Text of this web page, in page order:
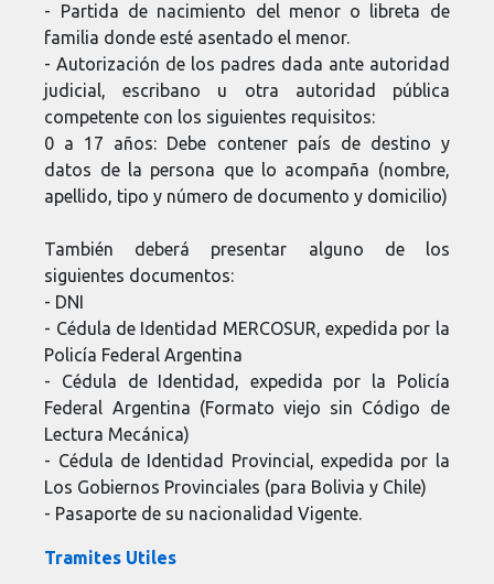
- Partida de nacimiento del menor o libreta de
familia donde esté asentado el menor.
- Autorización de los padres dada ante autoridad
judicial, escribano u otra autoridad pública
competente con los siguientes requisitos:
0 a 17 años: Debe contener país de destino y
datos de la persona que lo acompaña (nombre,
apellido, tipo y número de documento y domicilio)
También deberá presentar alguno de los
siguientes documentos:
- DNI
- Cédula de Identidad MERCOSUR, expedida por la
Policía Federal Argentina
- Cédula de Identidad, expedida por la Policía
Federal Argentina (Formato viejo sin Código de
Lectura Mecánica)
- Cédula de Identidad Provincial, expedida por la
Los Gobiernos Provinciales (para Bolivia y Chile)
- Pasaporte de su nacionalidad Vigente.
Tramites Utiles